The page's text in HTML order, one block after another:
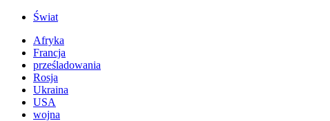
Świat
Afryka
Francja
prześladowania
Rosja
Ukraina
USA
wojna